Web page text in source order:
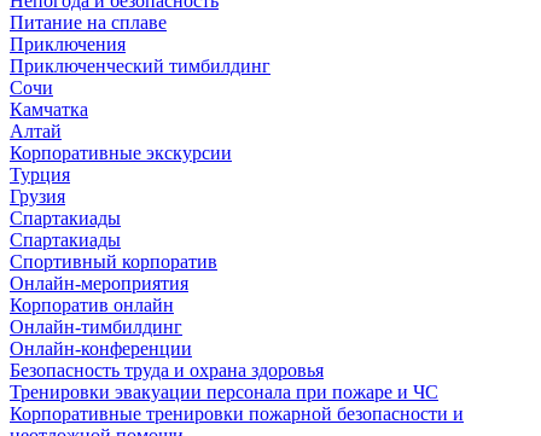
Питание на сплаве
Приключения
Приключенческий тимбилдинг
Сочи
Камчатка
Алтай
Корпоративные экскурсии
Турция
Грузия
Спартакиады
Спартакиады
Спортивный корпоратив
Онлайн-мероприятия
Корпоратив онлайн
Онлайн-тимбилдинг
Онлайн-конференции
Безопасность труда и охрана здоровья
Тренировки эвакуации персонала при пожаре и ЧС
Корпоративные тренировки пожарной безопасности и